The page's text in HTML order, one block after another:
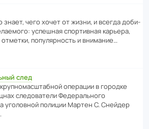
знает, чего хочет от жизни, и всегда доби­
успе­шная спор­ти­вная карьера,
попу­ля­р­ность и внимание…
след
операции в городке
следо­ва­тели Феде­раль­ного
уголо­вной полиции Мартен С. Снейдер